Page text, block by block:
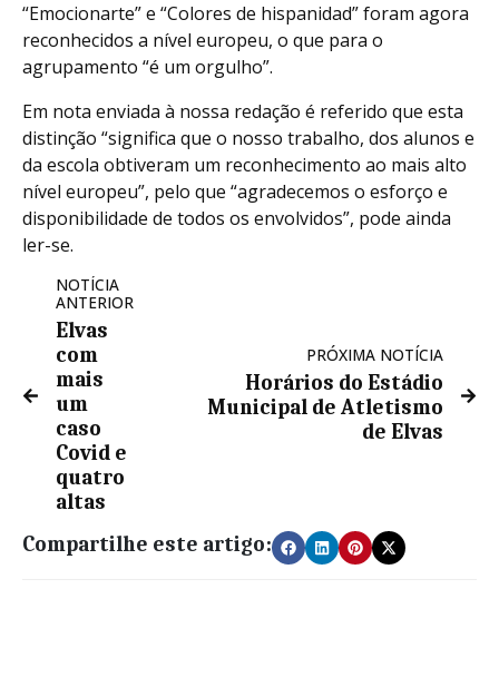
“Emocionarte” e “Colores de hispanidad” foram agora
reconhecidos a nível europeu, o que para o
agrupamento “é um orgulho”.
Em nota enviada à nossa redação é referido que esta
distinção “significa que o nosso trabalho, dos alunos e
da escola obtiveram um reconhecimento ao mais alto
nível europeu”, pelo que “agradecemos o esforço e
disponibilidade de todos os envolvidos”, pode ainda
ler-se.
NOTÍCIA
ANTERIOR
Elvas
com
mais
um
caso
Covid e
quatro
altas
PRÓXIMA NOTÍCIA
Horários do Estádio
Municipal de Atletismo
de Elvas
Compartilhe este artigo: